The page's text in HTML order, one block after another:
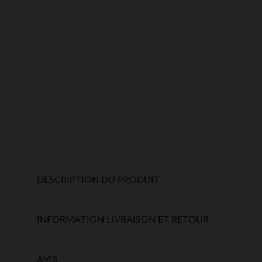
DESCRIPTION DU PRODUIT
INFORMATION LIVRAISON ET RETOUR
AVIS